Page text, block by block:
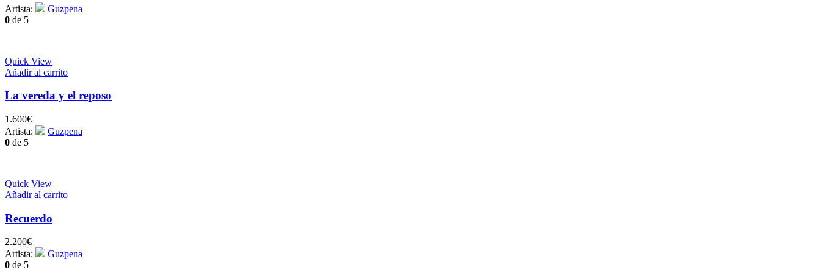
Artista:
Guzpena
0 de 5
Quick View
Añadir al carrito
La vereda y el reposo
1.600€
Artista:
Guzpena
0 de 5
Quick View
Añadir al carrito
Recuerdo
2.200€
Artista:
Guzpena
0 de 5